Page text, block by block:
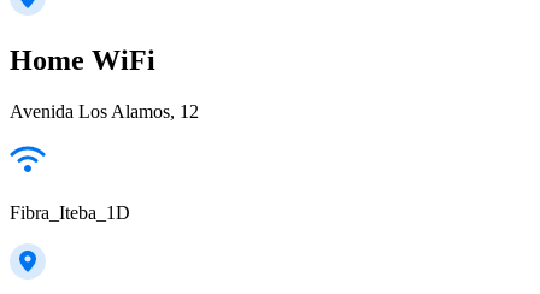
Home WiFi
Avenida Los Alamos, 12
Fibra_Iteba_1D